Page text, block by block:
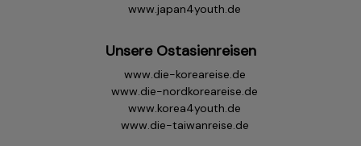
www.japan4youth.de
Unsere Ostasienreisen
www.die-koreareise.de
www.die-nordkoreareise.de
www.korea4youth.de
www.die-taiwanreise.de